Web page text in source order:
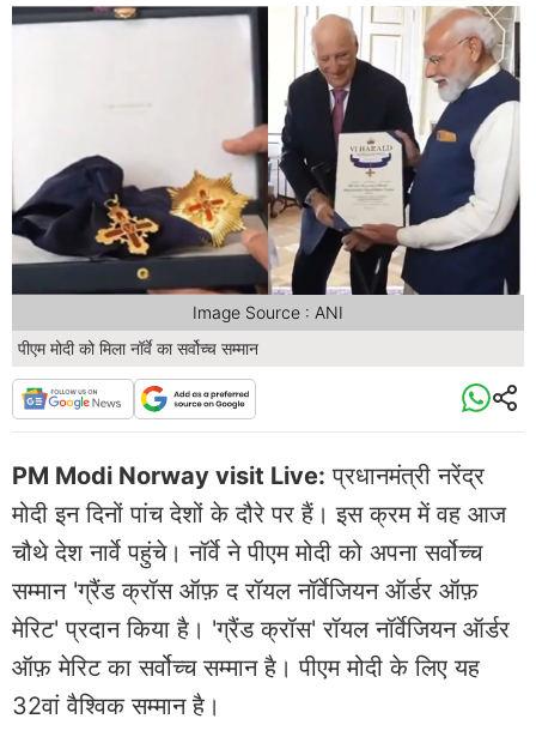
पीएम मोदी को मिला नॉर्वे का सर्वोच्च सम्मान
Image Source : ANI
PM Modi Norway visit Live: प्रधानमंत्री नरेंद्र
मोदी इन दिनों पांच देशों के दौरे पर हैं। इस क्रम में वह आज
चौथे देश नार्वे पहुंचे। नॉर्वे ने पीएम मोदी को अपना सर्वोच्च
सम्मान 'ग्रैंड क्रॉस ऑफ़ द रॉयल नॉर्वेजियन ऑर्डर ऑफ़
मेरिट' प्रदान किया है। 'ग्रैंड क्रॉस' रॉयल नॉर्वेजियन ऑर्डर
ऑफ़ मेरिट का सर्वोच्च सम्मान है। पीएम मोदी के लिए यह
32वां वैश्विक सम्मान है।